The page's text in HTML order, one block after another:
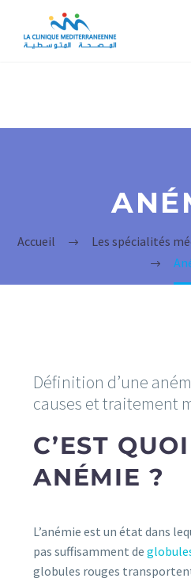
Accueil Les spécialités
Définition d’une
causes et traitement
C’EST
ANÉMIE ?
L’anémie est un état dans
pas suffisamment de
globules rouges